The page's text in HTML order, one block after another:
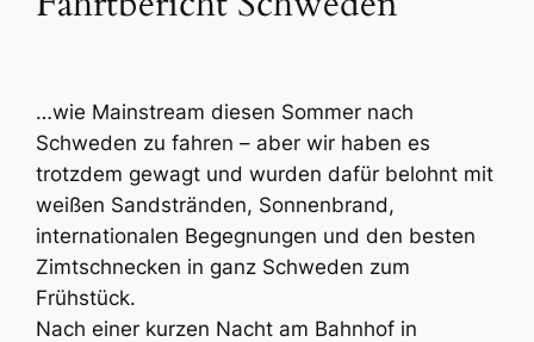
…wie Mainstream diesen Sommer nach
Schweden zu fahren – aber wir haben es
trotzdem gewagt und wurden dafür belohnt mit
weißen Sandstränden, Sonnenbrand,
internationalen Begegnungen und den besten
Zimtschnecken in ganz Schweden zum
Frühstück.
Nach einer kurzen Nacht am Bahnhof in